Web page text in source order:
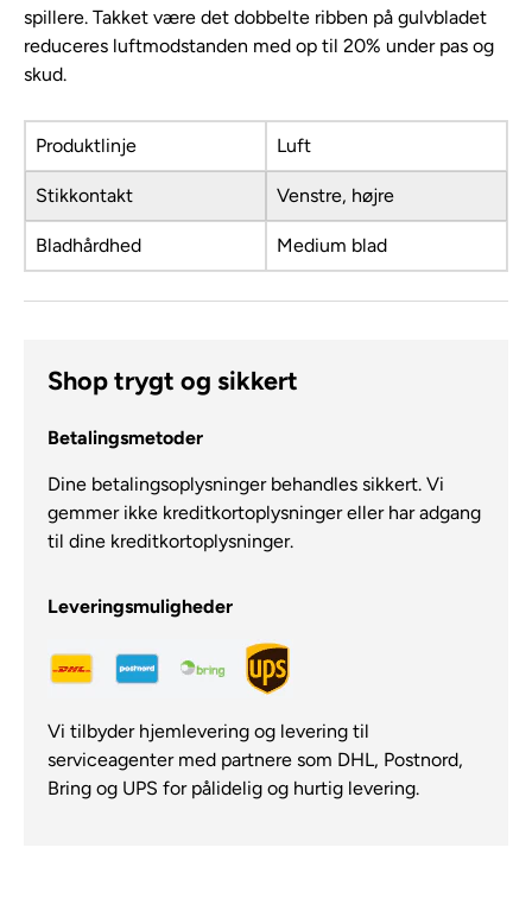
spillere. Takket være det dobbelte ribben på gulvbladet
reduceres luftmodstanden med op til 20% under pas og
skud.
Produktlinje Luft
Stikkontakt Venstre, højre
Bladhårdhed Medium blad
Shop trygt og sikkert
Betalingsmetoder
Dine betalingsoplysninger behandles sikkert. Vi
gemmer ikke kreditkortoplysninger eller har adgang
til dine kreditkortoplysninger.
Leveringsmuligheder
Vi tilbyder hjemlevering og levering til
serviceagenter med partnere som DHL, Postnord,
Bring og UPS for pålidelig og hurtig levering.